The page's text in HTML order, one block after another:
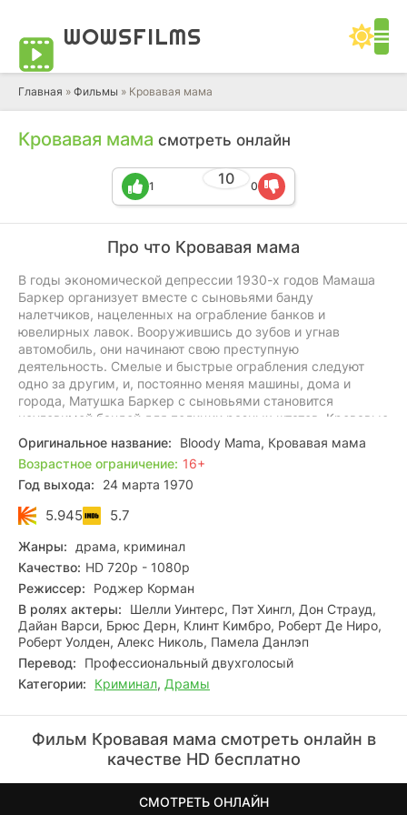
WOWSFILMS
Главная » Фильмы » Кровавая мама
Кровавая мама смотреть онлайн
10
1 0
Про что Кровавая мама
В годы экономической депрессии 1930-х годов Мамаша
Баркер организует вместе с сыновьями банду
налетчиков, нацеленных на ограбление банков и
ювелирных лавок. Вооружившись до зубов и угнав
автомобиль, они начинают свою преступную
деятельность. Смелые и быстрые ограбления следуют
одно за другим, и, постоянно меняя машины, дома и
города, Матушка Баркер с сыновьями становится
неуловимой бандой для полиции разных штатов. Кровавые
преступления оставляют след по всей Америке, но в
конце концов их злодеяния доходят до конца, и полиция
выходит на след этой кровавой семьи…
Оригинальное название:
Bloody Mama, Кровавая мама
Возрастное ограничение: 16+
Год выхода:
24 марта 1970
5.945 5.7
Жанры:
драма, криминал
Качество: HD 720p - 1080p
Режиссер:
Роджер Корман
В ролях актеры:
Шелли Уинтерс, Пэт Хингл, Дон Страуд,
Дайан Варси, Брюс Дерн, Клинт Кимбро, Роберт Де Ниро,
Роберт Уолден, Алекс Николь, Памела Данлэп
Перевод:
Профессиональный двухголосый
Категории:
Криминал, Драмы
Фильм Кровавая мама смотреть онлайн в
качестве HD бесплатно
СМОТРЕТЬ ОНЛАЙН